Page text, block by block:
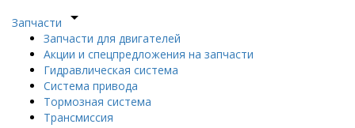
Запчасти arrow_drop_down
Запчасти для двигателей
Акции и спецпредложения на запчасти
Гидравлическая система
Система привода
Тормозная система
Трансмиссия